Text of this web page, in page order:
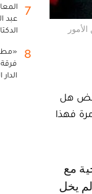
هل
فهذا
يخل
7
عبد
8